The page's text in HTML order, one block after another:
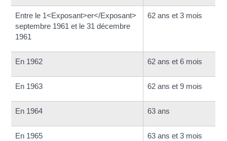
Entre le 1<Exposant>er</Exposant>
septembre 1961 et le 31 décembre
1961
62 ans et 3 mois
En 1962 62 ans et 6 mois
En 1963 62 ans et 9 mois
En 1964 63 ans
En 1965 63 ans et 3 mois